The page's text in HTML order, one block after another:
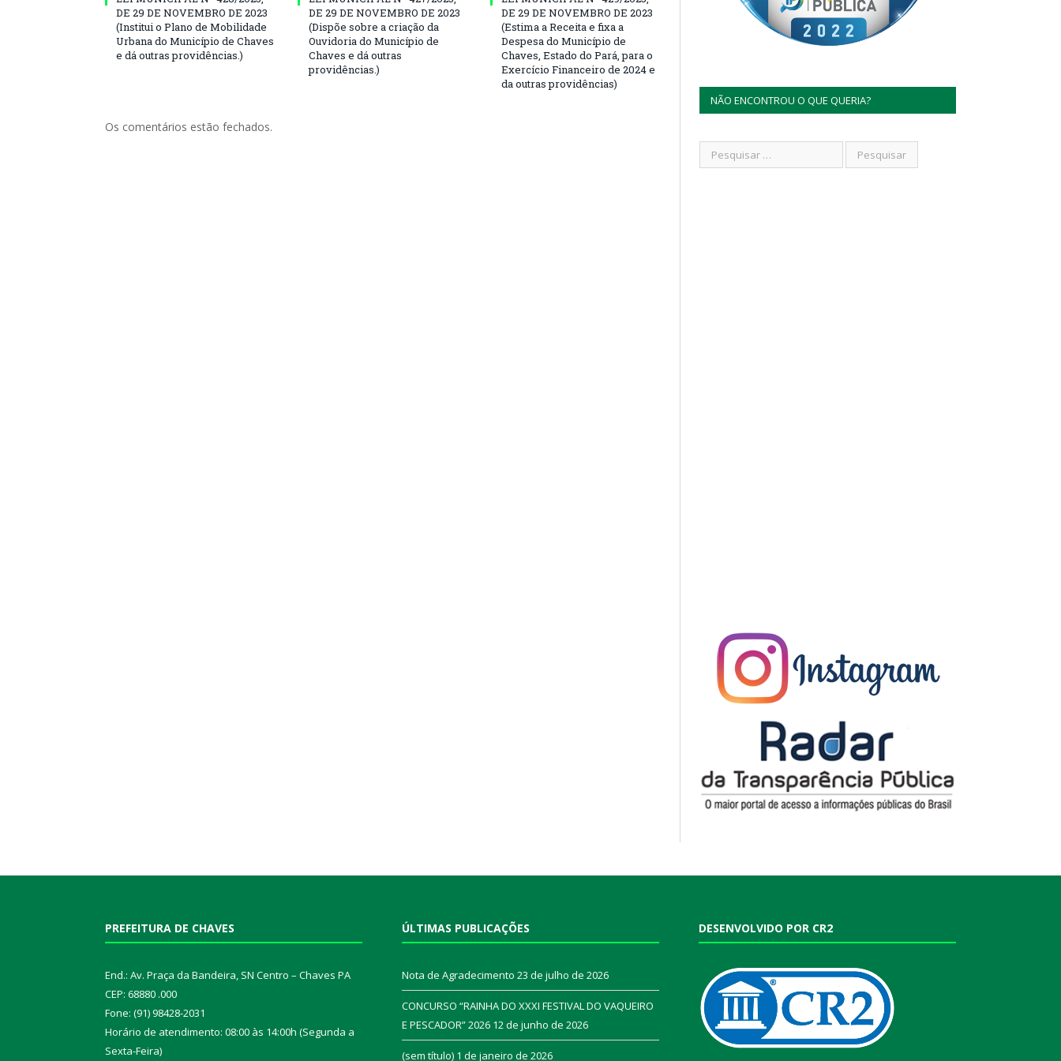
DE 29 DE NOVEMBRO DE 2023
(Institui o Plano de Mobilidade
Urbana do Município de Chaves
e dá outras providências.)
DE 29 DE NOVEMBRO DE 2023
(Dispõe sobre a criação da
Ouvidoria do Município de
Chaves e dá outras
providências.)
DE 29 DE NOVEMBRO DE 2023
(Estima a Receita e fixa a
Despesa do Município de
Chaves, Estado do Pará, para o
Exercício Financeiro de 2024 e
da outras providências)
Os comentários estão fechados.
NÃO ENCONTROU O QUE QUERIA?
PREFEITURA DE CHAVES
End.: Av. Praça da Bandeira, SN Centro – Chaves PA
CEP: 68880 .000
Fone: (91) 98428-2031
Horário de atendimento: 08:00 às 14:00h (Segunda a
Sexta-Feira)
ÚLTIMAS PUBLICAÇÕES
Nota de Agradecimento 23 de julho de 2026
CONCURSO “RAINHA DO XXXI FESTIVAL DO VAQUEIRO
E PESCADOR” 2026 12 de junho de 2026
(sem título) 1 de janeiro de 2026
DESENVOLVIDO POR CR2